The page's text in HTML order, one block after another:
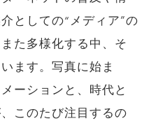
としての“メディア”の
た多様化する中、そ
ます。写真に始ま
ーションと、時代と
このたび注目するの